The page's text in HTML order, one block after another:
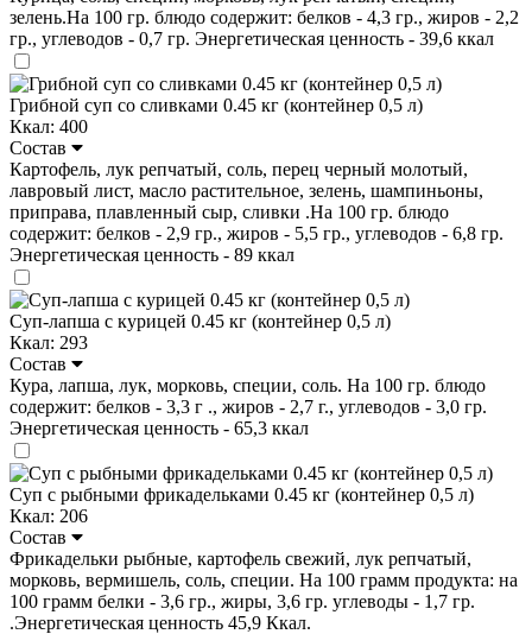
зелень.На 100 гр. блюдо содержит: белков - 4,3 гр., жиров - 2,2
гр., углеводов - 0,7 гр. Энергетическая ценность - 39,6 ккал
Грибной суп со сливками 0.45 кг (контейнер 0,5 л)
Ккал: 400
Состав
Картофель, лук репчатый, соль, перец черный молотый,
лавровый лист, масло растительное, зелень, шампиньоны,
приправа, плавленный сыр, сливки .На 100 гр. блюдо
содержит: белков - 2,9 гр., жиров - 5,5 гр., углеводов - 6,8 гр.
Энергетическая ценность - 89 ккал
Суп-лапша с курицей 0.45 кг (контейнер 0,5 л)
Ккал: 293
Состав
Кура, лапша, лук, морковь, специи, соль. На 100 гр. блюдо
содержит: белков - 3,3 г ., жиров - 2,7 г., углеводов - 3,0 гр.
Энергетическая ценность - 65,3 ккал
Суп с рыбными фрикадельками 0.45 кг (контейнер 0,5 л)
Ккал: 206
Состав
Фрикадельки рыбные, картофель свежий, лук репчатый,
морковь, вермишель, соль, специи. На 100 грамм продукта: на
100 грамм белки - 3,6 гр., жиры, 3,6 гр. углеводы - 1,7 гр.
.Энергетическая ценность 45,9 Ккал.